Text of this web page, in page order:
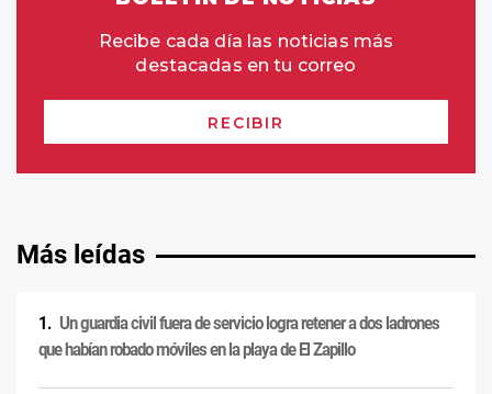
Más leídas
Un guardia civil fuera de servicio logra retener a dos ladrones
que habían robado móviles en la playa de El Zapillo